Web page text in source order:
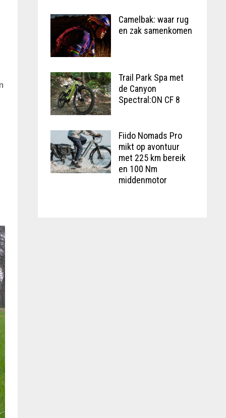
Camelbak: waar rug
en zak samenkomen
Trail Park Spa met
de Canyon
Spectral:ON CF 8
Fiido Nomads Pro
mikt op avontuur
met 225 km bereik
en 100 Nm
middenmotor